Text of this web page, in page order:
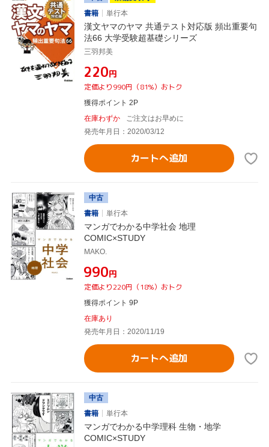
書籍
単行本
漢文ヤマのヤマ 共通テスト対応版 頻出重要句
法66 大学受験超基礎シリーズ
三羽邦美
¥220円
定価より990円（81%）おトク
獲得ポイント 2P
在庫わずか
ご注文はお早めに
発売年月日：2020/03/12
カートへ追加
中古
書籍
単行本
マンガでわかる中学社会 地理
COMIC×STUDY
MAKO.
¥990円
定価より220円（18%）おトク
獲得ポイント 9P
在庫あり
発売年月日：2020/11/19
カートへ追加
中古
書籍
単行本
マンガでわかる中学理科 生物・地学
COMIC×STUDY